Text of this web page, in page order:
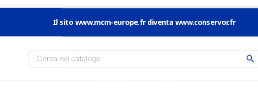
Il sito www.mcm-europe.fr diventa www.conservor.fr
search